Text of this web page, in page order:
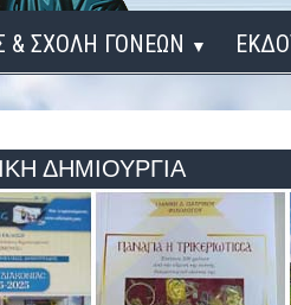
& ΣΧΟΛΗ ΓΟΝΕΩΝ ▼
2025 - 2026
2024 - 2025
2023 - 2024
2022 - 2023
ΔΗΜΙΟΥΡΓΙΑ